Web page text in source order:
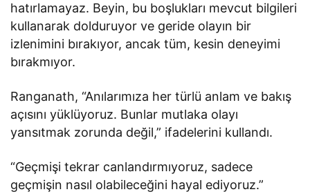
hatırlamayaz. Beyin, bu boşlukları mevcut bilgileri
kullanarak dolduruyor ve geride olayın bir
izlenimini bırakıyor, ancak tüm, kesin deneyimi
bırakmıyor.
Ranganath, “Anılarımıza her türlü anlam ve bakış
açısını yüklüyoruz. Bunlar mutlaka olayı
yansıtmak zorunda değil,” ifadelerini kullandı.
“Geçmişi tekrar canlandırmıyoruz, sadece
geçmişin nasıl olabileceğini hayal ediyoruz.”